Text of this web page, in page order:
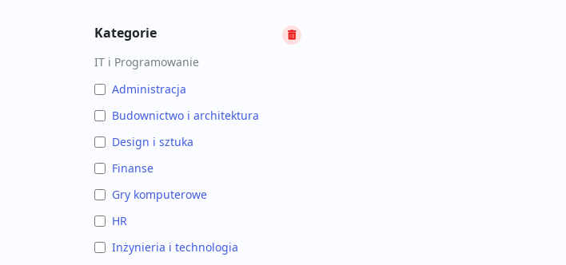
Kategorie
IT i Programowanie
Administracja
Budownictwo i architektura
Design i sztuka
Finanse
Gry komputerowe
HR
Inżynieria i technologia